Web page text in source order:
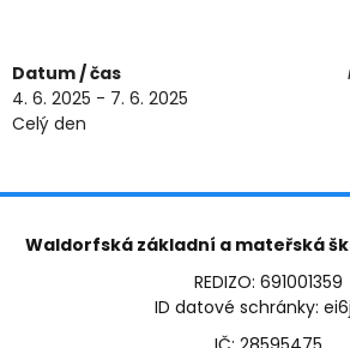
Datum / čas
4. 6. 2025 - 7. 6. 2025
Celý den
Waldorfská základní a mateřská
REDIZO: 691001359
ID datové schránky: